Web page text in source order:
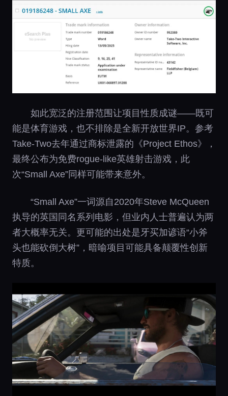
如此宽泛的注册范围让项目性质成谜——既可
能是体育游戏，也不排除是全新开放世界IP。参考
Take-Two去年通过商标泄露的《Project Ethos》，
最终公布为免费rogue-like英雄射击游戏，此
次“Small Axe”同样可能带来意外。
“Small Axe”一词源自2020年Steve McQueen
执导的英国同名系列电影，但业内人士普遍认为两
者大概率无关。更可能的出处是牙买加谚语“小斧
头也能砍倒大树”，暗喻项目可能具备颠覆性创新
特质。